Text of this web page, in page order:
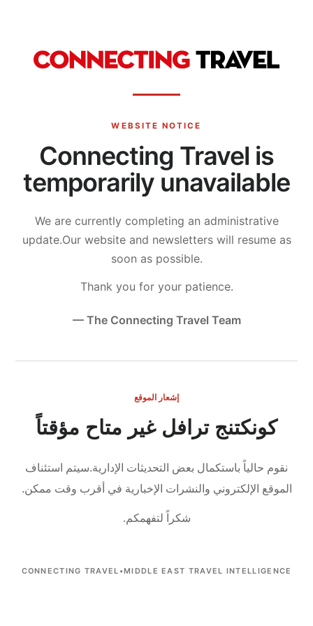
WEBSITE NOTICE
Connecting Travel is
temporarily unavailable
We are currently completing an administrative
update.Our website and newsletters will resume as
soon as possible.
Thank you for your patience.
— The Connecting Travel Team
إشعار الموقع
كونكتنج ترافل غير متاح مؤقتاً
نقوم حالياً باستكمال بعض التحديثات الإدارية.سيتم استئناف
الموقع الإلكتروني والنشرات الإخبارية في أقرب وقت ممكن.
شكراً لتفهمكم.
CONNECTING TRAVEL •MIDDLE EAST TRAVEL INTELLIGENCE